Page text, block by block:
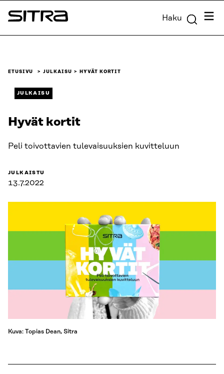
Siirry
suoraan
Sitra Haku
ETUSIVU JULKAISU HYVÄT KORTIT
JULKAISU
Hyvät kortit
Peli toivottavien tulevaisuuksien kuvitteluun
JULKAISTU
13.7.2022
Kuva: Topias Dean, Sitra